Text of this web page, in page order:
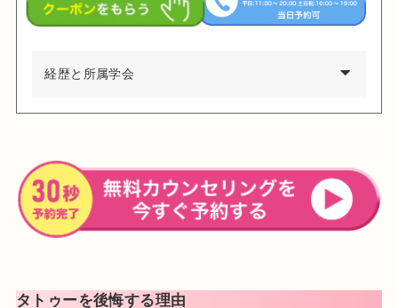
経歴と所属学会
経歴
2003年 日本大学医学部付属病院麻酔科入局
2005年 昭和大学病院形成外科入局 昭和大学病院関連病院に勤
務
2013年 渋谷美容外科クリニック横浜院 副院長就任
所属学会
タトゥーを後悔する理由